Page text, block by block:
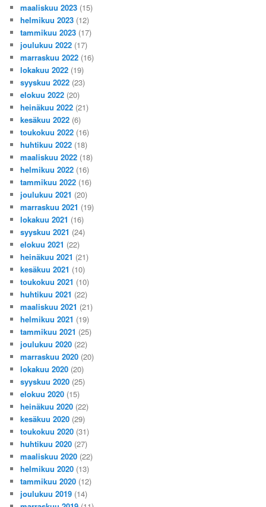
maaliskuu 2023 (15)
helmikuu 2023 (12)
tammikuu 2023 (17)
joulukuu 2022 (17)
marraskuu 2022 (16)
lokakuu 2022 (19)
syyskuu 2022 (23)
elokuu 2022 (20)
heinäkuu 2022 (21)
kesäkuu 2022 (6)
toukokuu 2022 (16)
huhtikuu 2022 (18)
maaliskuu 2022 (18)
helmikuu 2022 (16)
tammikuu 2022 (16)
joulukuu 2021 (20)
marraskuu 2021 (19)
lokakuu 2021 (16)
syyskuu 2021 (24)
elokuu 2021 (22)
heinäkuu 2021 (21)
kesäkuu 2021 (10)
toukokuu 2021 (10)
huhtikuu 2021 (22)
maaliskuu 2021 (21)
helmikuu 2021 (19)
tammikuu 2021 (25)
joulukuu 2020 (22)
marraskuu 2020 (20)
lokakuu 2020 (20)
syyskuu 2020 (25)
elokuu 2020 (15)
heinäkuu 2020 (22)
kesäkuu 2020 (29)
toukokuu 2020 (31)
huhtikuu 2020 (27)
maaliskuu 2020 (22)
helmikuu 2020 (13)
tammikuu 2020 (12)
joulukuu 2019 (14)